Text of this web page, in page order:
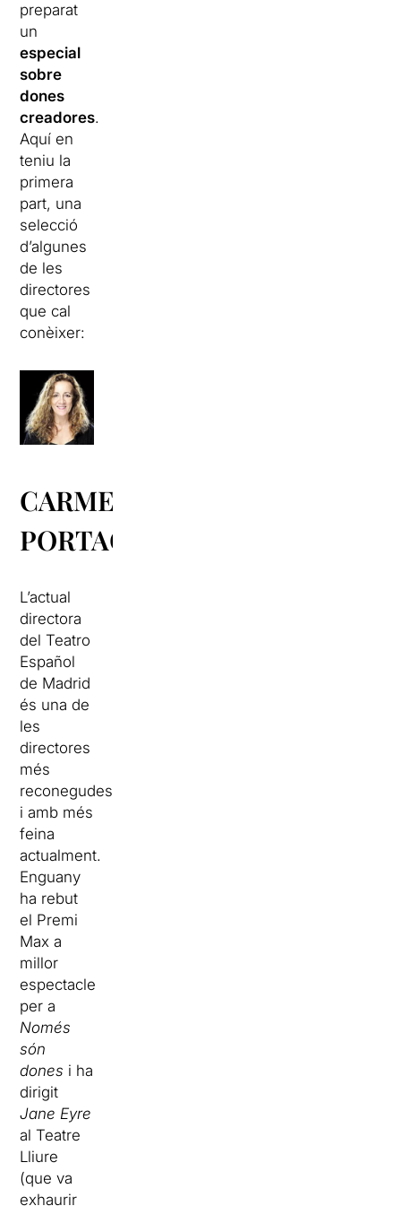
preparat
un
especial
sobre
dones
creadores.
Aquí en
teniu la
primera
part, una
selecció
d’algunes
de les
directores
que cal
conèixer:
CARME
PORTACELI
L’actual
directora
del Teatro
Español
de Madrid
és una de
les
directores
més
reconegudes
i amb més
feina
actualment.
Enguany
ha rebut
el Premi
Max a
millor
espectacle
per a
Només
són
dones i ha
dirigit
Jane Eyre
al Teatre
Lliure
(que va
exhaurir